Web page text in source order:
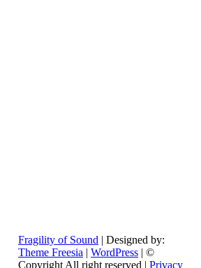
Fragility of Sound | Designed by:
Theme Freesia | WordPress | ©
Copyright All right reserved | Privacy